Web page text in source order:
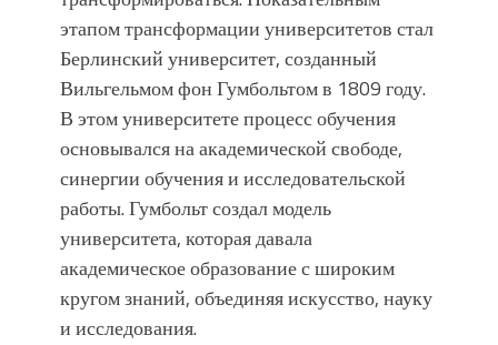
этапом трансформации университетов стал
Берлинский университет, созданный
Вильгельмом фон Гумбольтом в 1809 году.
В этом университете процесс обучения
основывался на академической свободе,
синергии обучения и исследовательской
работы. Гумбольт создал модель
университета, которая давала
академическое образование с широким
кругом знаний, объединяя искусство, науку
и исследования.